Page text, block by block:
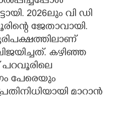
2026ലും വി ഡി
ജേതാവായി.
കഴിഞ്ഞ
പേരെയും
മാറാൻ